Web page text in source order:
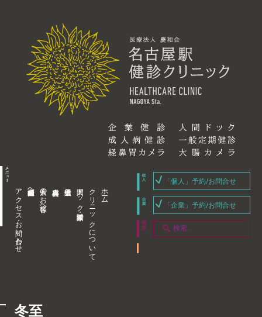
アクセス・お問い合わせ 企業内担当者様へ 個人のお客様へ 人間ドック・健康診断 クリニックについて ホーム
「個人」予約/お問合せ
「企業」予約/お問合せ
冬至